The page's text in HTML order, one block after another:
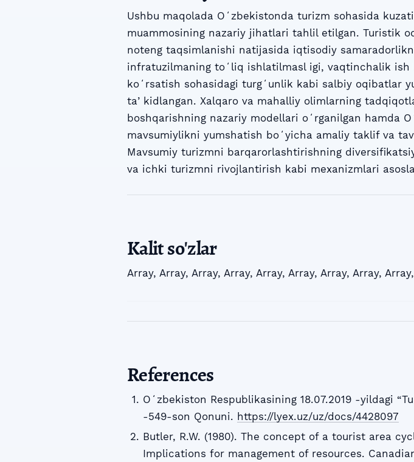
Ushbu maqolada Oʻzbekistonda turizm sohasida
muammosining nazariy jihatlari tahlil etilgan. Turistik
noteng taqsimlanishi natijasida iqtisodiy
infratuzilmaning toʻliq ishlatilmasl igi, vaqtinchalik
koʻrsatish sohasidagi turgʻunlik kabi salbiy oqibatlar
taʼkidlangan. Xalqaro va mahalliy olimlarning
boshqarishning nazariy modellari oʻrganilgan hamda
mavsumiylikni yumshatish boʻyicha amaliy taklif va
Mavsumiy turizmni barqarorlashtirishning
va ichki turizmni rivojlantirish kabi mexanizmlari
Kalit so'zlar
Array, Array, Array, Array, Array, Array, Array, Array, Array,
References
Oʻzbekiston Respublikasining 18.07.2019 -yildagi
-549-son Qonuni. https://lyex.uz/uz/docs/4428097
Butler, R.W. (1980). The concept of a tourist area
Implications for management of resources.